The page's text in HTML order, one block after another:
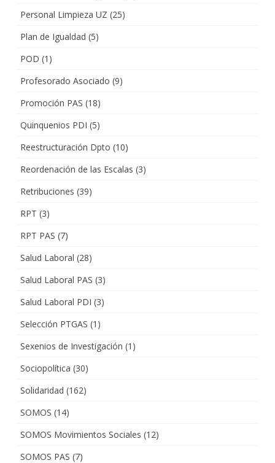
Personal Limpieza UZ (25)
Plan de Igualdad (5)
POD (1)
Profesorado Asociado (9)
Promoción PAS (18)
Quinquenios PDI (5)
Reestructuración Dpto (10)
Reordenación de las Escalas (3)
Retribuciones (39)
RPT (3)
RPT PAS (7)
Salud Laboral (28)
Salud Laboral PAS (3)
Salud Laboral PDI (3)
Selección PTGAS (1)
Sexenios de Investigación (1)
Sociopolítica (30)
Solidaridad (162)
SOMOS (14)
SOMOS Movimientos Sociales (12)
SOMOS PAS (7)